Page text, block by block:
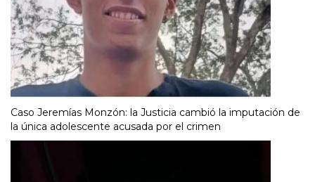
Caso Jeremías Monzón: la Justicia cambió la imputación de
la única adolescente acusada por el crimen